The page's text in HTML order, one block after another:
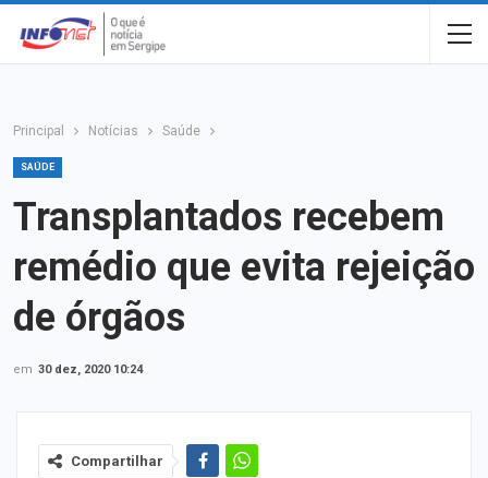
Principal Notícias Saúde
SAÚDE
Transplantados recebem
remédio que evita rejeição
de órgãos
em 30 dez, 2020 10:24
Compartilhar